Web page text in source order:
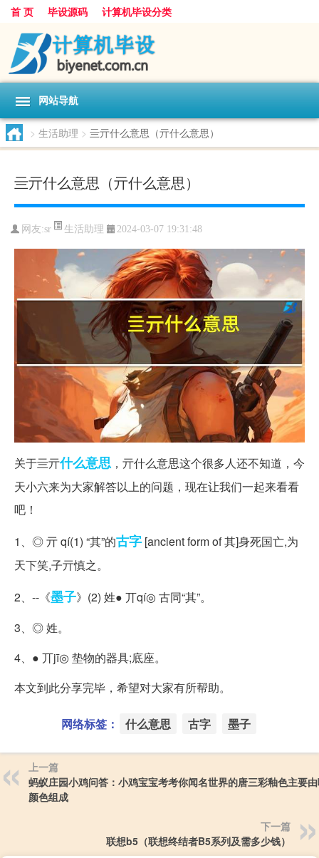
首 页 毕设源码 计算机毕设分类
网站导航
> 生活助理 > 亖亓什么意思（亓什么意思）
亖亓什么意思（亓什么意思）
网友:sr 生活助理 2024-03-07 19:31:48
关于亖亓什么意思 ，亓什么意思这个很多人还不知道，今
天小六来为大家解答以上的问题，现在让我们一起来看看
吧！
1、◎ 亓 qí(1) “其”的古字 [ancient form of 其]身死国亡,为
天下笑,子亓慎之。
2、--《墨子》(2) 姓● 丌qí◎ 古同“其”。
3、◎ 姓。
4、● 丌jī◎ 垫物的器具;底座。
本文到此分享完毕，希望对大家有所帮助。
网络标签： 什么意思 古字 墨子
上一篇
蚂蚁庄园小鸡问答：小鸡宝宝考考你闻名世界的唐三彩釉色主要
颜色组成
下一篇
联想b5（联想终结者B5系列及需多少钱）